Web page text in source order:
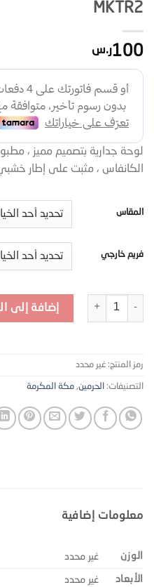
MKTR2
100ر.س
لوحة جدارية بتصميم مميز ،
الكانفاس ، مثبت على إطار
المقاس
فريم خارجي
إضافة إلى
رمز المنتج: غير محدد
التصنيفات: الحرمين, مكة المكرمة
معلومات إضافية
الوزن غير محدد
الأبعاد غير محدد